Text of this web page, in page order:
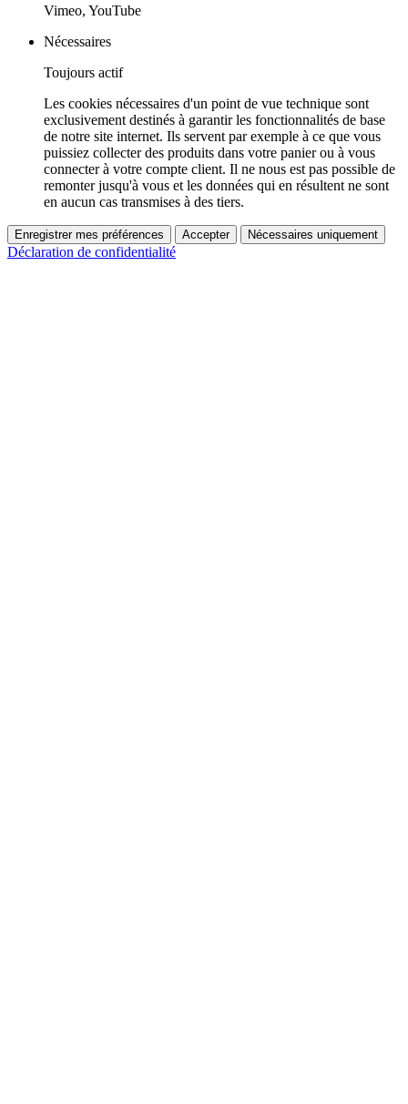
Vimeo, YouTube
Nécessaires
Toujours actif
Les cookies nécessaires d'un point de vue technique sont
exclusivement destinés à garantir les fonctionnalités de base
de notre site internet. Ils servent par exemple à ce que vous
puissiez collecter des produits dans votre panier ou à vous
connecter à votre compte client. Il ne nous est pas possible de
remonter jusqu'à vous et les données qui en résultent ne sont
en aucun cas transmises à des tiers.
Enregistrer mes préférences Accepter Nécessaires uniquement
Déclaration de confidentialité